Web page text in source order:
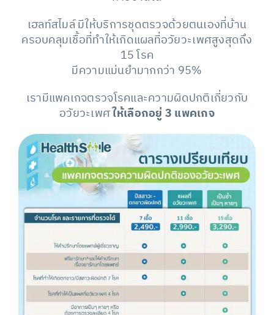
เฮลท์สไมล์ มีให้บริการชุดตรวจด้วยตนเองที่บ้าน
ครอบคลุมเชื้อที่ทำให้เกิดแผลที่อวัยวะเพศสูงสุดถึง
15 โรค
มีความแม่นยำมากกว่า 95%
เรามีแพคเกจตรวจโรคและความผิดปกติเกี่ยวกับ
อวัยวะเพศให้เลือกอยู่ 3 แพคเกจ